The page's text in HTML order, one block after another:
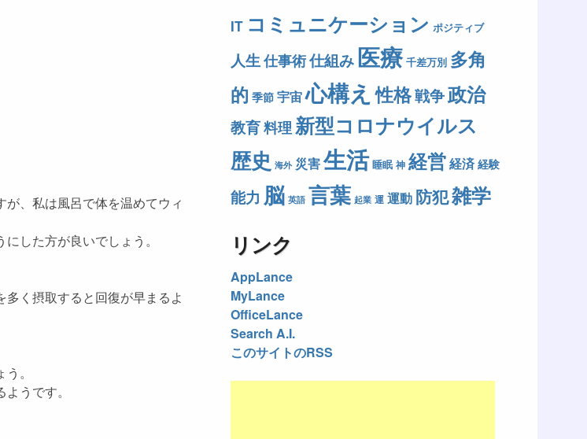
、私は風呂で体を温めてウィ
した方が良いでしょう。
く摂取すると回復が早まるよ
。
うです。
IT コミュニケーション ポジティブ
人生仕事術仕組み医療 千差万別 多角
的 季節 宇宙心構え 性格戦争政治
教育料理 新型コロナウイルス
歴史 海外 災害生活 睡眠 神 経営経済 経験
能力 脳 英語 言葉 起業 運 運動 防犯雑学
リンク
AppLance
MyLance
OfficeLance
Search A.I.
このサイトのRSS